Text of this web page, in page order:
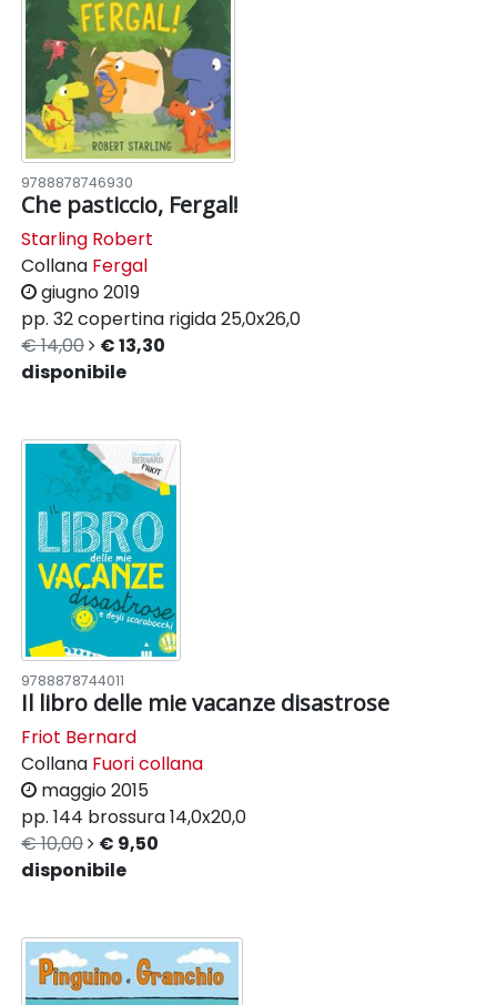
9788878746930
Che pasticcio, Fergal!
Starling Robert
Collana Fergal
giugno 2019
pp. 32copertina rigida25,0x26,0
€ 14,00
€ 13,30
disponibile
9788878744011
Il libro delle mie vacanze disastrose
Friot Bernard
Collana Fuori collana
maggio 2015
pp. 144 brossura14,0x20,0
€ 10,00
€ 9,50
disponibile